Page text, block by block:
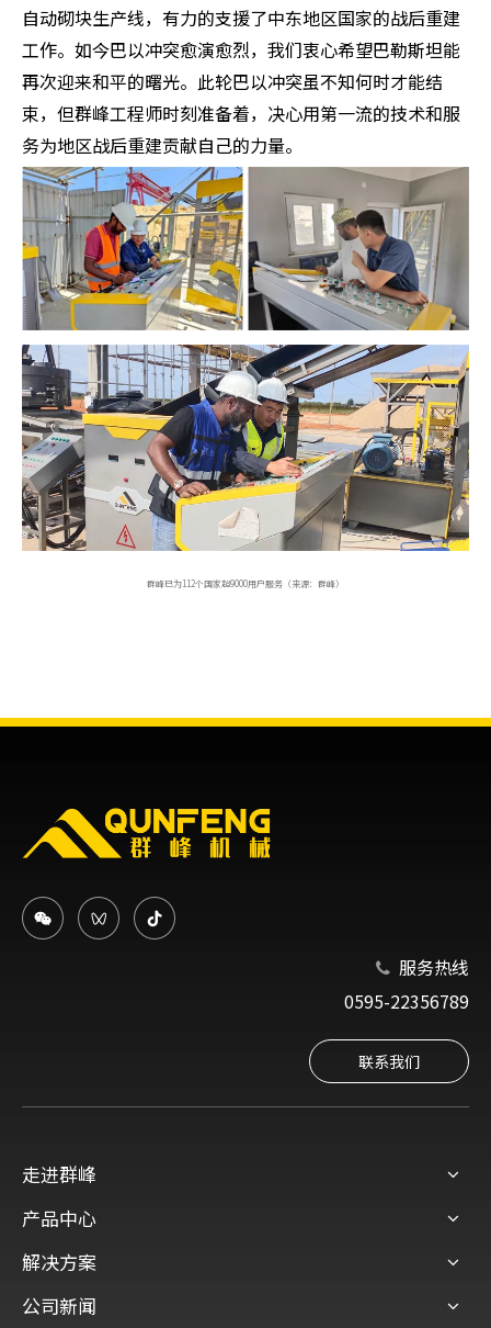
自动砌块生产线，有力的支援了中东地区国家的战后重建
工作。如今巴以冲突愈演愈烈，我们衷心希望巴勒斯坦能
再次迎来和平的曙光。此轮巴以冲突虽不知何时才能结
束，但群峰工程师时刻准备着，决心用第一流的技术和服
务为地区战后重建贡献自己的力量。
群峰已为112个国家超9000用户服务（来源：群峰）
 服务热线
0595-22356789
联系我们
走进群峰
产品中心
解决方案
公司新闻